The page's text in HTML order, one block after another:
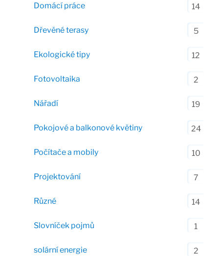
Domácí práce 14
Dřevěné terasy 5
Ekologické tipy 12
Fotovoltaika 2
Nářadí 19
Pokojové a balkonové květiny 24
Počítače a mobily 10
Projektování 7
Různé 14
Slovníček pojmů 1
solární energie 2